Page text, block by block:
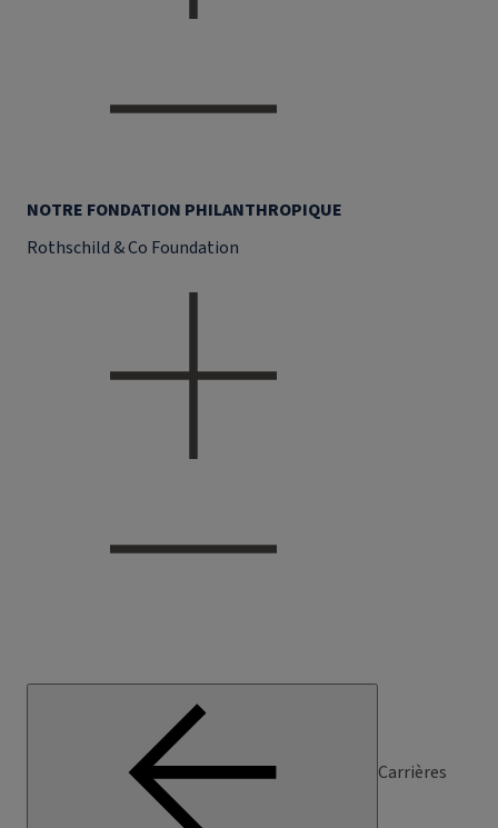
NOTRE FONDATION PHILANTHROPIQUE
Rothschild & Co Foundation
Carrières